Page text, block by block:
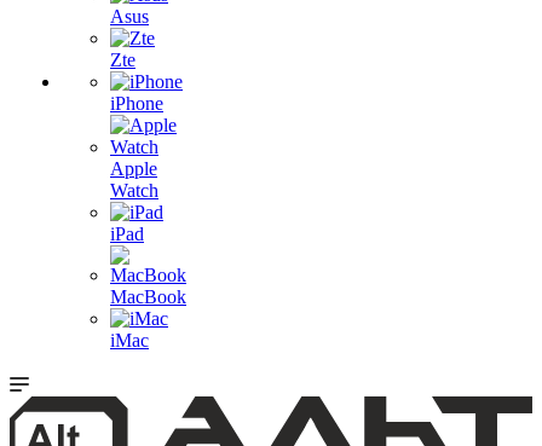
Asus
Zte
iPhone
Apple
Watch
iPad
MacBook
iMac